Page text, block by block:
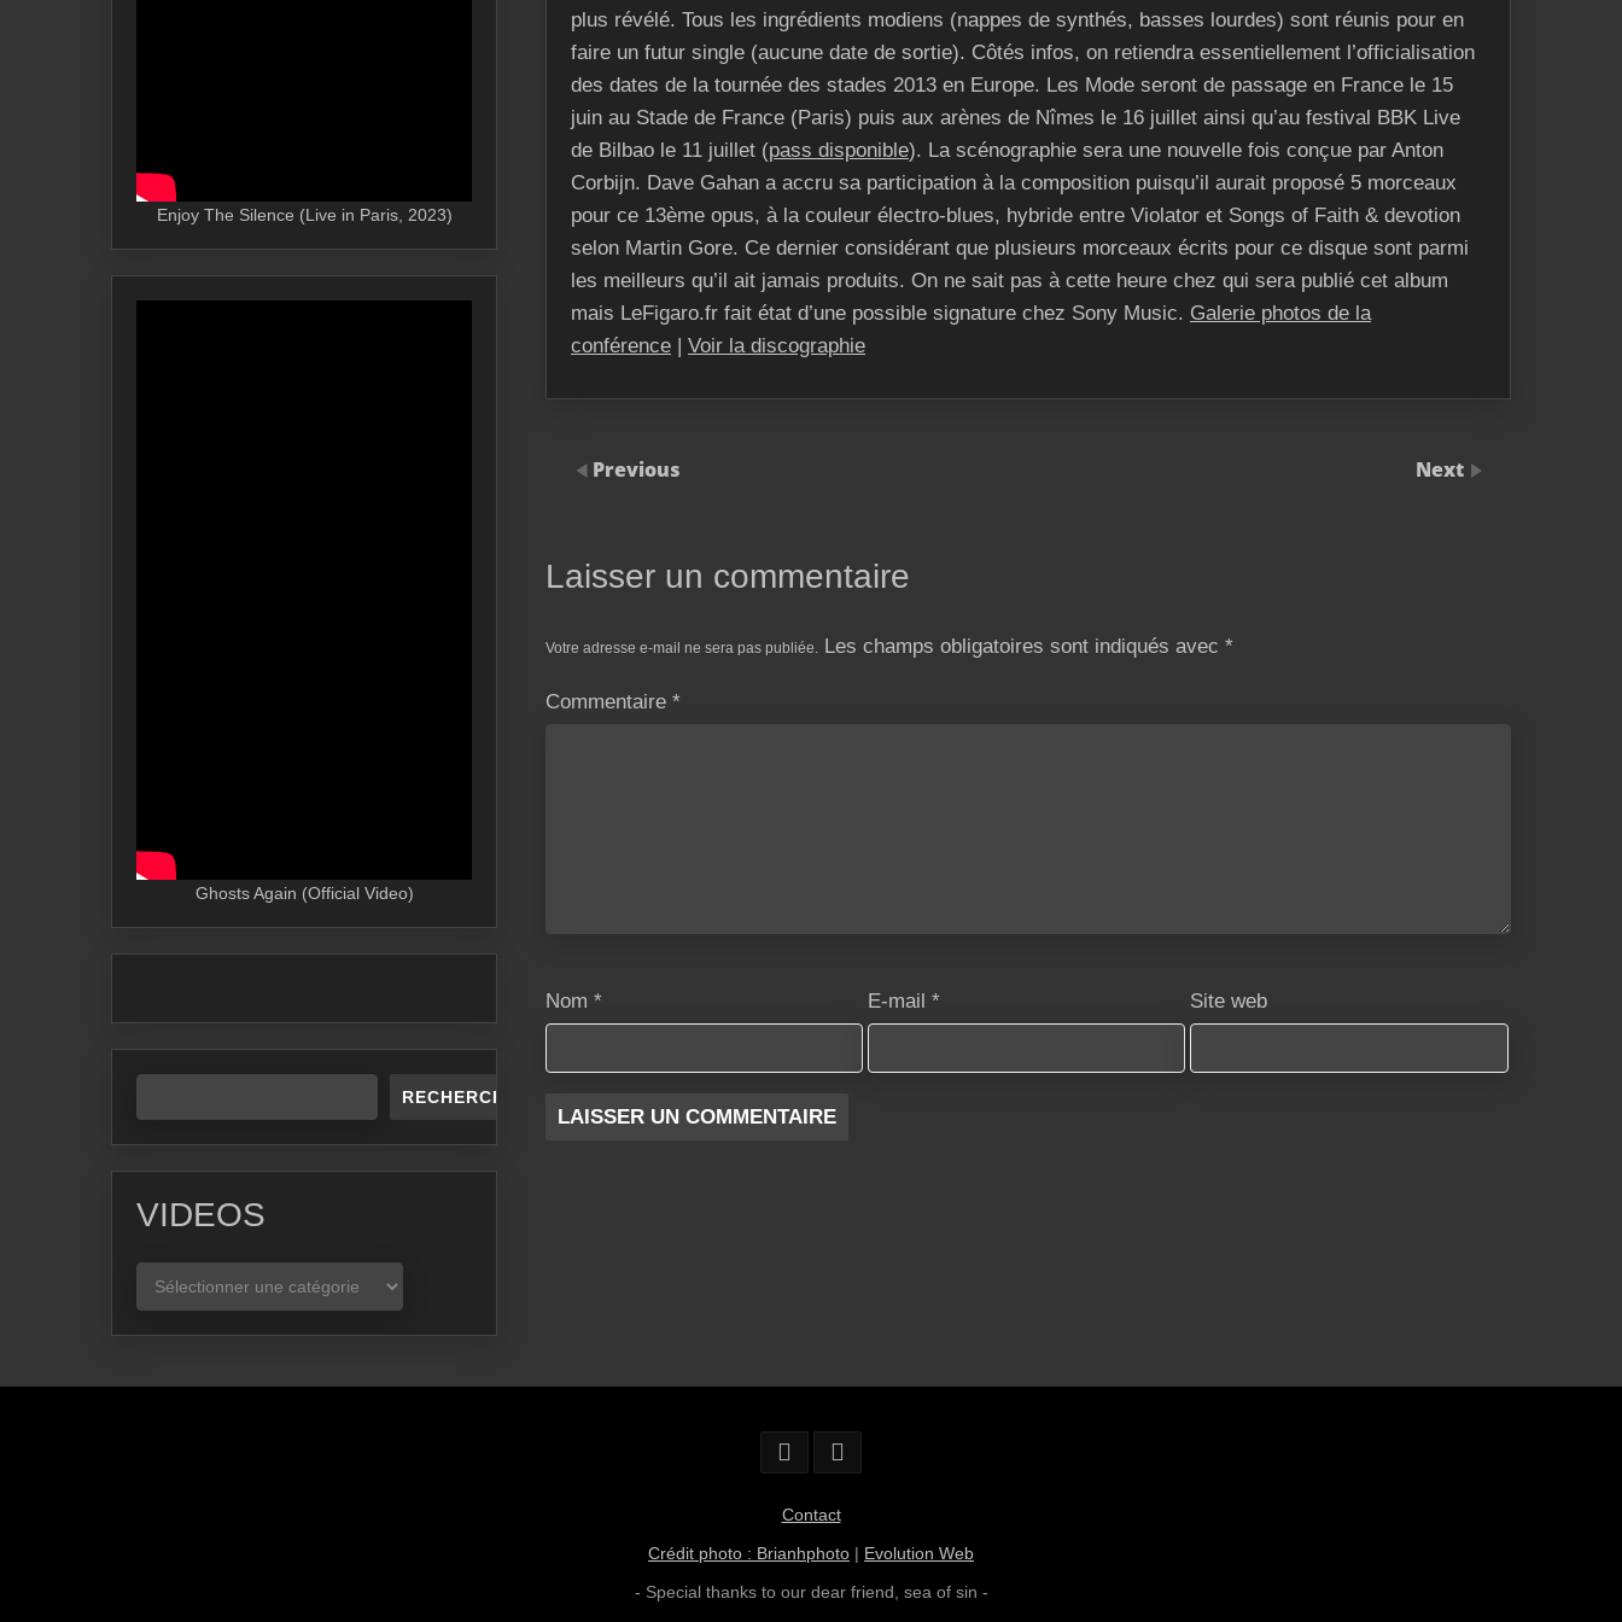
plus révélé. Tous les ingrédients modiens (nappes de synthés, basses lourdes) sont réunis pour en
faire un futur single (aucune date de sortie). Côtés infos, on retiendra essentiellement l’officialisation
des dates de la tournée des stades 2013 en Europe. Les Mode seront de passage en France le 15
juin au Stade de France (Paris) puis aux arènes de Nîmes le 16 juillet ainsi qu’au festival BBK Live
de Bilbao le 11 juillet (pass disponible). La scénographie sera une nouvelle fois conçue par Anton
Corbijn. Dave Gahan a accru sa participation à la composition puisqu’il aurait proposé 5 morceaux
pour ce 13ème opus, à la couleur électro-blues, hybride entre Violator et Songs of Faith & devotion
selon Martin Gore. Ce dernier considérant que plusieurs morceaux écrits pour ce disque sont parmi
les meilleurs qu’il ait jamais produits. On ne sait pas à cette heure chez qui sera publié cet album
mais LeFigaro.fr fait état d’une possible signature chez Sony Music. Galerie photos de la
conférence | Voir la discographie
Previous Next
Laisser un commentaire
Votre adresse e-mail ne sera pas publiée. Les champs obligatoires sont indiqués avec *
Commentaire *
Nom * E-mail* Site web
Enjoy The Silence (Live in Paris, 2023)
Ghosts Again (Official Video)
RECHERCHER
VIDEOS
VIDEOS
Contact
Crédit photo : Brianhphoto | Evolution Web
- Special thanks to our dear friend, sea of sin -